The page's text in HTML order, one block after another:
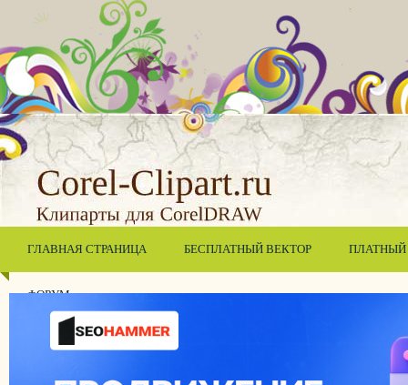
ГЛАВНАЯ СТРАНИЦА БЕСПЛАТНЫЙ ВЕКТОР ПЛАТНЫЙ
ФОРУМ